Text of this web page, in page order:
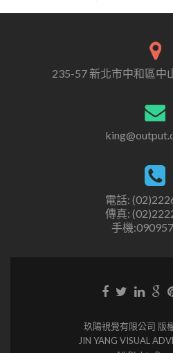
235-57 新北市中和區中
電話:
傳真:
手機
玖陽視覺有限公司 版
JIN YANG VISUAL